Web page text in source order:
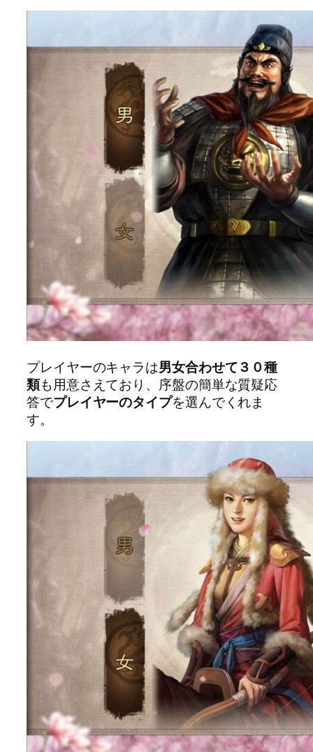
プレイヤーのキャラは男女合わせて３０種
類も用意さえており、序盤の簡単な質疑応
答でプレイヤーのタイプを選んでくれま
す。